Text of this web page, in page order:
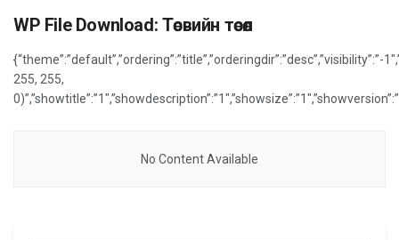
WP File Download: Төсвийн төсөл
255, 255,
No Content Available